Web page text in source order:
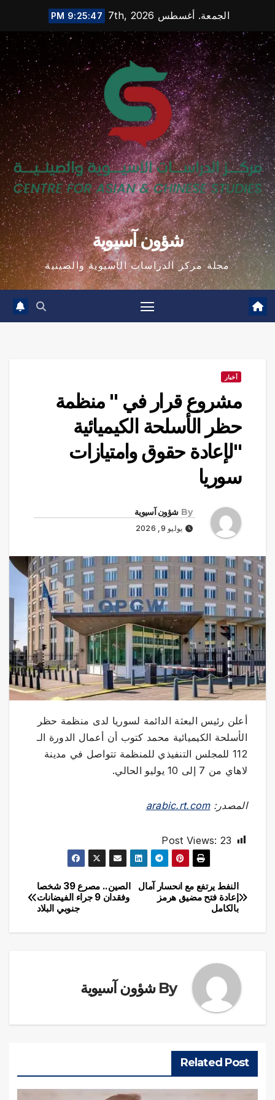
content
الجمعة. أغسطس 7th, 2026 9:25:48 PM
شؤون آسيوية
مجلة مركز الدراسات الآسيوية والصينية
أخبار
مشروع قرار في " منظمة
حظر الأسلحة الكيميائية
"لإعادة حقوق وامتيازات
سوريا
By شؤون آسيوية
يوليو 9, 2026
أعلن رئيس البعثة الدائمة لسوريا لدى منظمة حظر
الأسلحة الكيميائية محمد كتوب أن أعمال الدورة الـ
112 للمجلس التنفيذي للمنظمة تتواصل في مدينة
لاهاي من 7 إلى 10 يوليو الحالي.
المصدر:arabic.rt.com
Post Views: 23
تصفّح
المقالات
الصين.. مصرع 39 شخصا
وفقدان 9 جراء الفيضانات
جنوبي البلاد
النفط يرتفع مع انحسار آمال
إعادة فتح مضيق هرمز
بالكامل
By شؤون آسيوية
Related Post